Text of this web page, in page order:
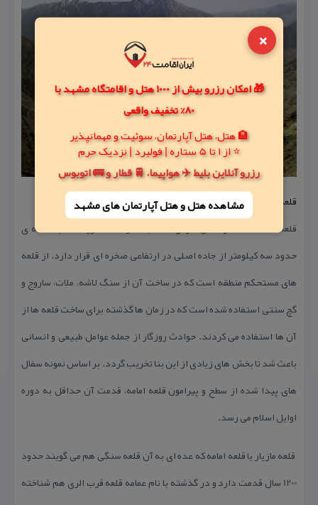
×
🎁 امکان رزرو بیش از 1000 هتل و اقامتگاه مشهد با
80% تخفیف واقعی
🏨 هتل، هتل آپارتمان، سوئیت و مهمانپذیر
⭐ از 1 تا 5 ستاره | فولبرد | نزدیک حرم
رزرو آنلاین بلیط ✈️ هواپیما، 🚆 قطار و 🚌 اتوبوس
مشاهده هتل و هتل‌ آپارتمان های مشهد
قلعه هزار ساله مازیار روستای امامه
قلعه امامه (قلا)، در شمال شرقی امامه بالا در امتداد رودخانه بافاصله ی
حدود سه كیلومتر از جاده اصلی در ارتفاعی صخره ای قرار دارد. از قلعه
های مستحكم منطقه است كه در ساخت آن از سنگ لاشه، ملات، ساروج و
گچ سنتی استفاده شده است كه در زمان ها گذشته برای ساخت قلعه ها از
آن ها استفاده می كردند. حوادث روزگار از جمله عوامل طبیعی و انسانی
باعث شد تا بخش های زیادی از این بنا تخریب گردد. بر اساس نمونه سفال
های پیدا شده از سطح و پیرامون قلعه امامه، قدمت آن حداقل به دوره
اوایل اسلام می رسد.
قلعه مازیار یا قلعه امامه كه عده ای به آن قلعه سنگی هم می گویند حدود
1200 سال قدمت دارد و در گذشته با نام عمامه قلعه قرب الری هم شناخته